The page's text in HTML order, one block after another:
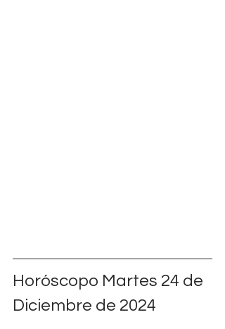
Horóscopo Martes 24 de
Diciembre de 2024